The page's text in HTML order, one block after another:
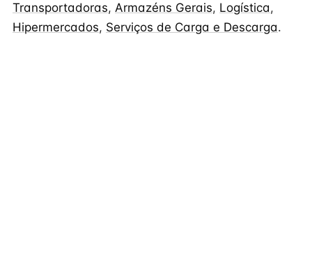
Transportadoras, Armazéns Gerais, Logística,
Hipermercados, Serviços de Carga e Descarga.